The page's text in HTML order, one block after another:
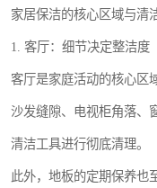
家居保洁的核心区域与清
1. 客厅：细节决定整洁度
客厅是家庭活动的核心区
沙发缝隙、电视柜角落、
清洁工具进行彻底清理。
此外，地板的定期保养也